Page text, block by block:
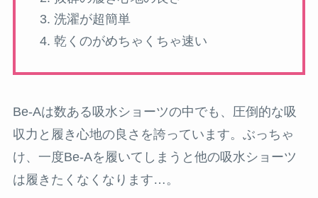
洗濯が超簡単
乾くのがめちゃくちゃ速い
Be-Aは数ある吸水ショーツの中でも、圧倒的な吸
収力と履き心地の良さを誇っています。ぶっちゃ
け、一度Be-Aを履いてしまうと他の吸水ショーツ
は履きたくなくなります…。